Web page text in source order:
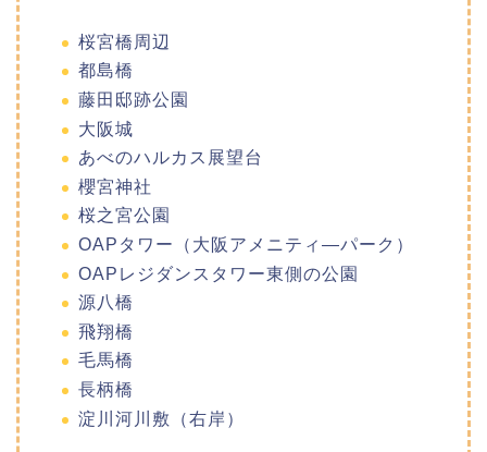
桜宮橋周辺
都島橋
藤田邸跡公園
大阪城
あべのハルカス展望台
櫻宮神社
桜之宮公園
OAPタワー（大阪アメニティ―パーク）
OAPレジダンスタワー東側の公園
源八橋
飛翔橋
毛馬橋
長柄橋
淀川河川敷（右岸）